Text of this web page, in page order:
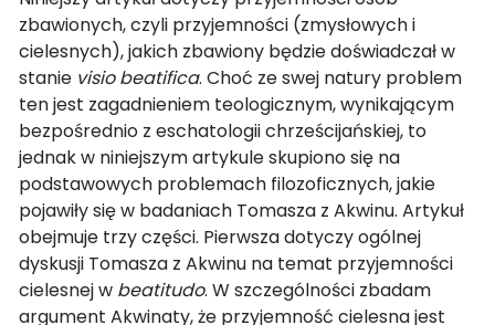
zbawionych, czyli przyjemności (zmysłowych i
cielesnych), jakich zbawiony będzie doświadczał w
stanie visio beatifica. Choć ze swej natury problem
ten jest zagadnieniem teologicznym, wynikającym
bezpośrednio z eschatologii chrześcijańskiej, to
jednak w niniejszym artykule skupiono się na
podstawowych problemach filozoficznych, jakie
pojawiły się w badaniach Tomasza z Akwinu. Artykuł
obejmuje trzy części. Pierwsza dotyczy ogólnej
dyskusji Tomasza z Akwinu na temat przyjemności
cielesnej w beatitudo. W szczególności zbadam
argument Akwinaty, że przyjemność cielesna jest